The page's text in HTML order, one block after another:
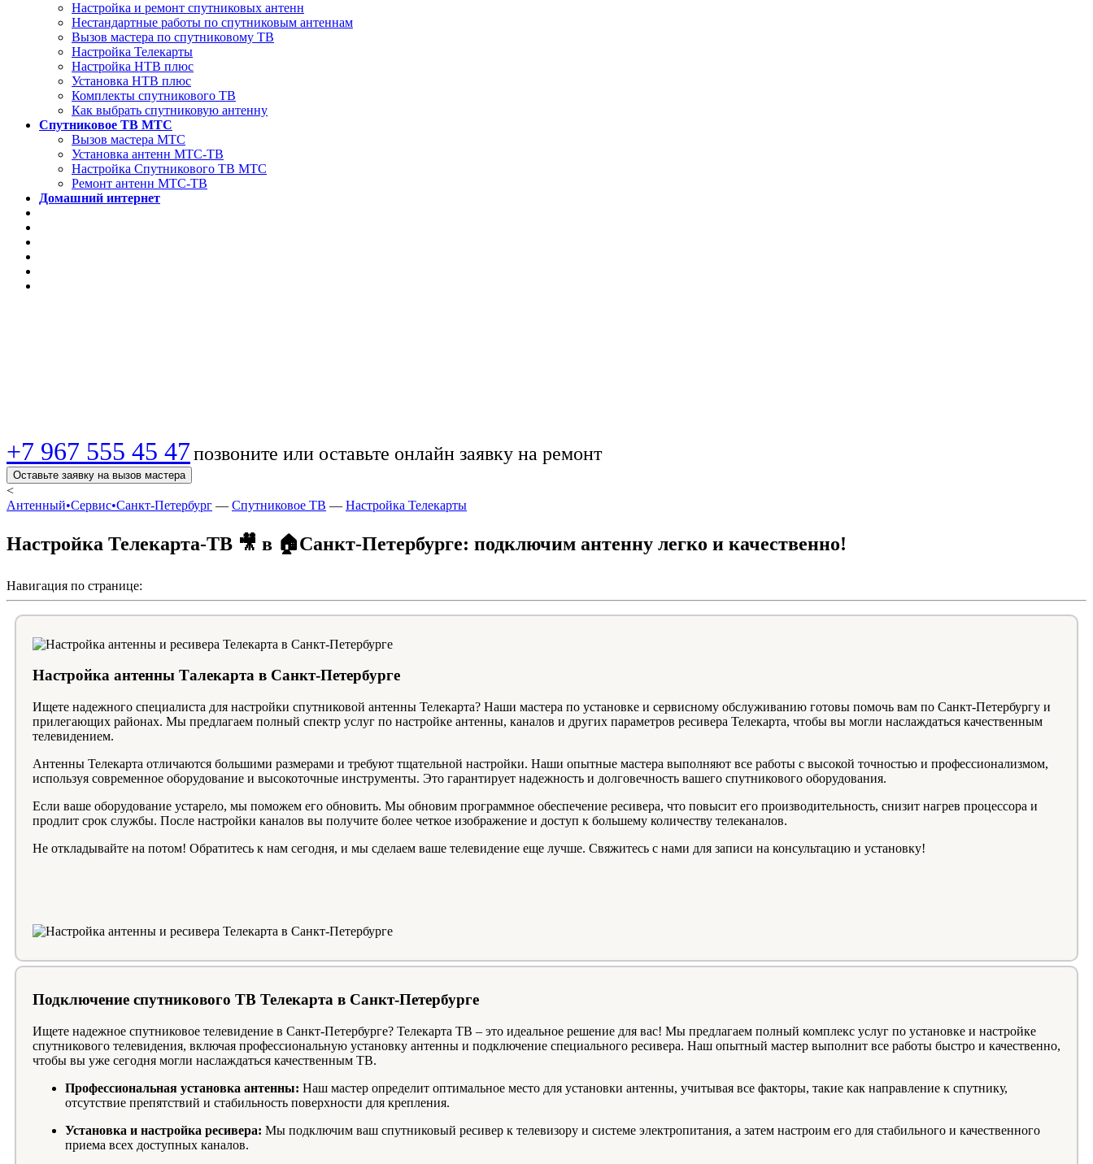
Настройка и ремонт спутниковых антенн
Нестандартные работы по спутниковым антеннам
Вызов мастера по спутниковому ТВ
Настройка Телекарты
Настройка НТВ плюс
Установка НТВ плюс
Комплекты спутникового ТВ
Как выбрать спутниковую антенну
Спутниковое ТВ МТС
Вызов мастера МТС
Установка антенн МТС-ТВ
Настройка Спутникового ТВ МТС
Ремонт антенн МТС-ТВ
Домашний интернет
+7 967 555 45 47позвоните или оставьте онлайн заявку на ремонт
Оставьте заявку на вызов мастера
<
Антенный•Сервис•Санкт-Петербург — Спутниковое ТВ — Настройка Телекарты
Настройка Телекарта-ТВ 🎥 в 🏠Санкт-Петербурге: подключим антенну легко и качественно!
Навигация по странице:
Настройка антенны Талекарта в Санкт-Петербурге
Ищете надежного специалиста для настройки спутниковой антенны Телекарта? Наши мастера по установке и сервисному обслуживанию готовы помочь вам по Санкт-Петербургу и
прилегающих районах. Мы предлагаем полный спектр услуг по настройке антенны, каналов и других параметров ресивера Телекарта, чтобы вы могли наслаждаться качественным
телевидением.
Антенны Телекарта отличаются большими размерами и требуют тщательной настройки. Наши опытные мастера выполняют все работы с высокой точностью и профессионализмом,
используя современное оборудование и высокоточные инструменты. Это гарантирует надежность и долговечность вашего спутникового оборудования.
Если ваше оборудование устарело, мы поможем его обновить. Мы обновим программное обеспечение ресивера, что повысит его производительность, снизит нагрев процессора и
продлит срок службы. После настройки каналов вы получите более четкое изображение и доступ к большему количеству телеканалов.
Не откладывайте на потом! Обратитесь к нам сегодня, и мы сделаем ваше телевидение еще лучше. Свяжитесь с нами для записи на консультацию и установку!
Подключение спутникового ТВ Телекарта в Санкт-Петербурге
Ищете надежное спутниковое телевидение в Санкт-Петербурге? Телекарта ТВ – это идеальное решение для вас! Мы предлагаем полный комплекс услуг по установке и настройке
спутникового телевидения, включая профессиональную установку антенны и подключение специального ресивера. Наш опытный мастер выполнит все работы быстро и качественно,
чтобы вы уже сегодня могли наслаждаться качественным ТВ.
Профессиональная установка антенны: Наш мастер определит оптимальное место для установки антенны, учитывая все факторы, такие как направление к спутнику,
отсутствие препятствий и стабильность поверхности для крепления.
Установка и настройка ресивера: Мы подключим ваш спутниковый ресивер к телевизору и системе электропитания, а затем настроим его для стабильного и качественного
приема всех доступных каналов.